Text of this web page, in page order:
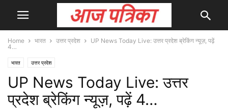
Home भारत उत्तर प्रदेश
UP News Today Live: उत्तर प्रदेश ब्रेकिंग न्यूज़, पढ़ें
4…
भारत उत्तर प्रदेश
UP News Today Live: उत्तर
प्रदेश ब्रेकिंग न्यूज़, पढ़ें 4…